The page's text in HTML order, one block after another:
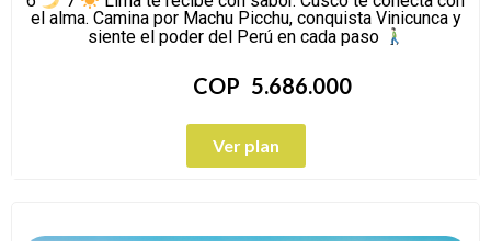
el alma. Camina por Machu Picchu, conquista Vinicunca y
siente el poder del Perú en cada paso
COP 5.686.000
Ver plan